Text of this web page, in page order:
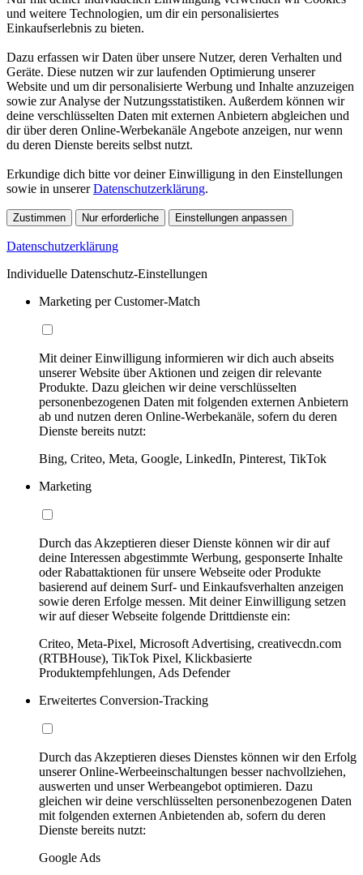
und weitere Technologien, um dir ein personalisiertes
Einkaufserlebnis zu bieten.
Dazu erfassen wir Daten über unsere Nutzer, deren Verhalten und
Geräte. Diese nutzen wir zur laufenden Optimierung unserer
Website und um dir personalisierte Werbung und Inhalte anzuzeigen
sowie zur Analyse der Nutzungsstatistiken. Außerdem können wir
deine verschlüsselten Daten mit externen Anbietern abgleichen und
dir über deren Online-Werbekanäle Angebote anzeigen, nur wenn
du deren Dienste bereits selbst nutzt.
Erkundige dich bitte vor deiner Einwilligung in den Einstellungen
sowie in unsererDatenschutzerklärung.
Zustimmen Nur erforderliche Einstellungen anpassen
Datenschutzerklärung
Individuelle Datenschutz-Einstellungen
Marketing per Customer-Match
Mit deiner Einwilligung informieren wir dich auch abseits
unserer Website über Aktionen und zeigen dir relevante
Produkte. Dazu gleichen wir deine verschlüsselten
personenbezogenen Daten mit folgenden externen Anbietern
ab und nutzen deren Online-Werbekanäle, sofern du deren
Dienste bereits nutzt:
Bing, Criteo, Meta, Google, LinkedIn, Pinterest, TikTok
Marketing
Durch das Akzeptieren dieser Dienste können wir dir auf
deine Interessen abgestimmte Werbung, gesponserte Inhalte
oder Rabattaktionen für unsere Webseite oder Produkte
basierend auf deinem Surf- und Einkaufsverhalten anzeigen
sowie deren Erfolge messen. Mit deiner Einwilligung setzen
wir auf dieser Webseite folgende Drittdienste ein:
Criteo, Meta-Pixel, Microsoft Advertising, creativecdn.com
(RTBHouse), TikTok Pixel, Klickbasierte
Produktempfehlungen, Ads Defender
Erweitertes Conversion-Tracking
Durch das Akzeptieren dieses Dienstes können wir den Erfolg
unserer Online-Werbeeinschaltungen besser nachvollziehen,
auswerten und unser Werbeangebot optimieren. Dazu
gleichen wir deine verschlüsselten personenbezogenen Daten
mit folgenden externen Anbietenden ab, sofern du deren
Dienste bereits nutzt:
Google Ads